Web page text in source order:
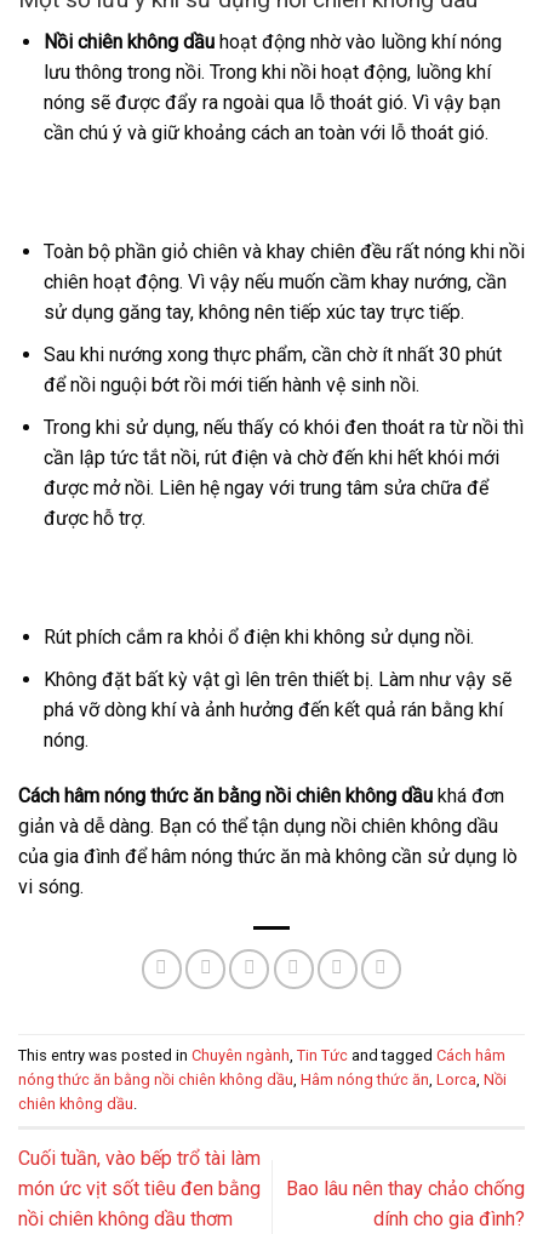
Nồi chiên không dầuhoạt động nhờ vào luồng khí nóng
lưu thông trong nồi. Trong khi nồi hoạt động, luồng khí
nóng sẽ được đẩy ra ngoài qua lỗ thoát gió. Vì vậy bạn
cần chú ý và giữ khoảng cách an toàn với lỗ thoát gió.
Toàn bộ phần giỏ chiên và khay chiên đều rất nóng khi nồi
chiên hoạt động. Vì vậy nếu muốn cầm khay nướng, cần
sử dụng găng tay, không nên tiếp xúc tay trực tiếp.
Sau khi nướng xong thực phẩm, cần chờ ít nhất 30 phút
để nồi nguội bớt rồi mới tiến hành vệ sinh nồi.
Trong khi sử dụng, nếu thấy có khói đen thoát ra từ nồi thì
cần lập tức tắt nồi, rút điện và chờ đến khi hết khói mới
được mở nồi. Liên hệ ngay với trung tâm sửa chữa để
được hỗ trợ.
Rút phích cắm ra khỏi ổ điện khi không sử dụng nồi.
Không đặt bất kỳ vật gì lên trên thiết bị. Làm như vậy sẽ
phá vỡ dòng khí và ảnh hưởng đến kết quả rán bằng khí
nóng.
Cách hâm nóng thức ăn bằng nồi chiên không dầu khá đơn
giản và dễ dàng. Bạn có thể tận dụng nồi chiên không dầu
của gia đình để hâm nóng thức ăn mà không cần sử dụng lò
vi sóng.
This entry was posted in Chuyên ngành Tin Tức and tagged Cách hâm
nóng thức ăn bằng nồi chiên không dầu Hâm nóng thức ăn Lorca Nồi
chiên không dầu
Cuối tuần, vào bếp trổ tài làm
món ức vịt sốt tiêu đen bằng
nồi chiên không dầu thơm
Bao lâu nên thay chảo chống
dính cho gia đình?